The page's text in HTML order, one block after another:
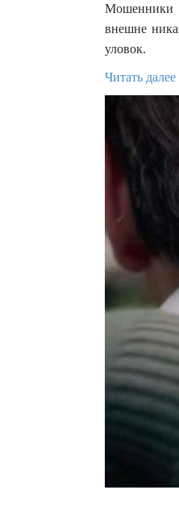
Мошенники
внешне
уловок.
Читать